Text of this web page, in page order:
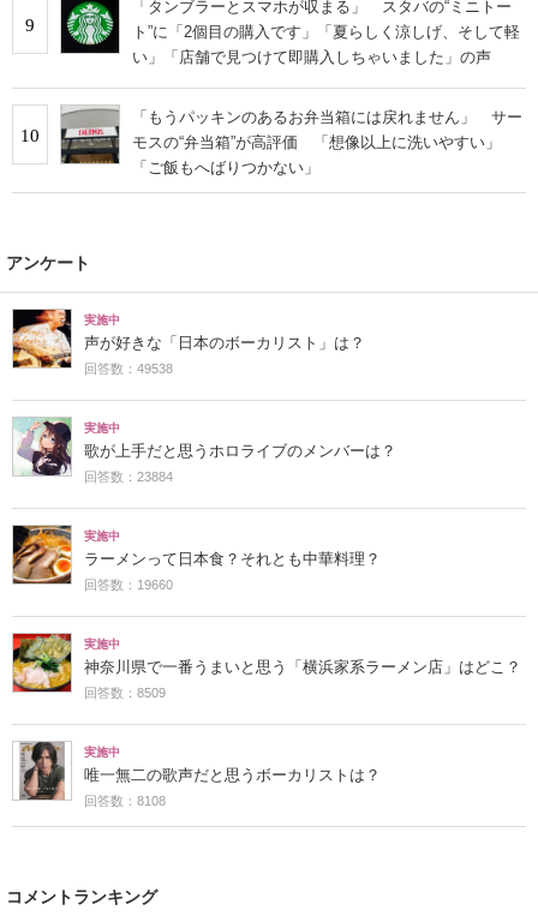
9
「タンブラーとスマホが収まる」 スタバの“ミニトー
ト”に「2個目の購入です」「夏らしく涼しげ、そして軽
い」「店舗で見つけて即購入しちゃいました」の声
10
「もうパッキンのあるお弁当箱には戻れません」 サー
モスの“弁当箱”が高評価 「想像以上に洗いやすい」
「ご飯もへばりつかない」
アンケート
実施中
声が好きな「日本のボーカリスト」は？
回答数：49538
実施中
歌が上手だと思うホロライブのメンバーは？
回答数：23884
実施中
ラーメンって日本食？それとも中華料理？
回答数：19660
実施中
神奈川県で一番うまいと思う「横浜家系ラーメン店」はどこ？
回答数：8509
実施中
唯一無二の歌声だと思うボーカリストは？
回答数：8108
コメントランキング